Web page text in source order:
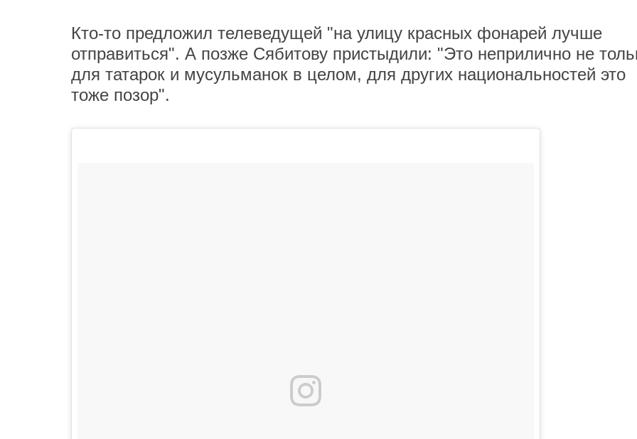
Кто-то предложил телеведущей "на улицу красных фонарей лучше
отправиться". А позже Сябитову пристыдили: "Это неприлично не
для татарок и мусульманок в целом, для других национальностей это
тоже позор".